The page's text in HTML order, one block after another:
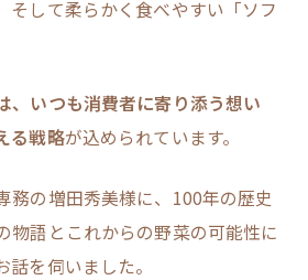
そして柔らかく食べやすい「ソフ
、いつも消費者に寄り添う想い
る戦略が込められています。
務の増田秀美様に、100年の歴史
物語とこれからの野菜の可能性に
を伺いました。